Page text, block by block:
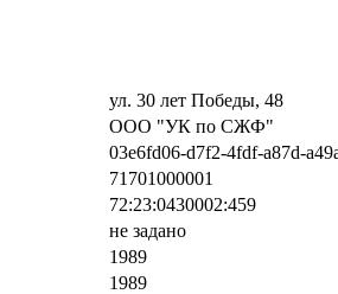
ул. 30 лет Победы, 48
ООО "УК по СЖФ"
03e6fd06-d7f2-4fdf-a87d-
71701000001
72:23:0430002:459
не задано
1989
1989